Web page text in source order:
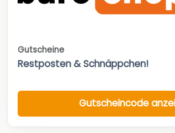
Gutscheine
Restposten & Schnäppchen!
Gutscheincode